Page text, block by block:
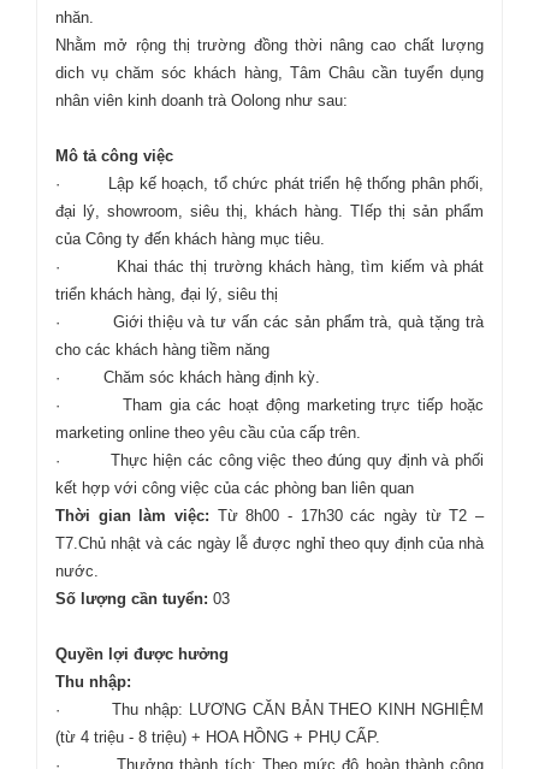
nhăn.
Nhằm mở rộng thị trường đồng thời nâng cao chất lượng
dich vụ chăm sóc khách hàng, Tâm Châu cần tuyển dụng
nhân viên kinh doanh trà Oolong như sau:
Mô tả công việc
· Lập kế hoạch, tổ chức phát triển hệ thống phân phối,
đại lý, showroom, siêu thị, khách hàng. TIếp thị sản phẩm
của Công ty đến khách hàng mục tiêu.
· Khai thác thị trường khách hàng, tìm kiếm và phát
triển khách hàng, đại lý, siêu thị
· Giới thiệu và tư vấn các sản phẩm trà, quà tặng trà
cho các khách hàng tiềm năng
· Chăm sóc khách hàng định kỳ.
· Tham gia các hoạt động marketing trực tiếp hoặc
marketing online theo yêu cầu của cấp trên.
· Thực hiện các công việc theo đúng quy định và phối
kết hợp với công việc của các phòng ban liên quan
Thời gian làm việc: Từ 8h00 - 17h30 các ngày từ T2 –
T7.Chủ nhật và các ngày lễ được nghỉ theo quy định của nhà
nước.
Số lượng cần tuyển: 03
Quyền lợi được hưởng
Thu nhập:
· Thu nhập: LƯƠNG CĂN BẢN THEO KINH NGHIỆM
(từ 4 triệu - 8 triệu) + HOA HỒNG + PHỤ CẤP.
· Thưởng thành tích: Theo mức độ hoàn thành công